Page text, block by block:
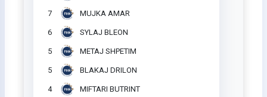
7 MUJKA AMAR
6 SYLAJ BLEON
5 METAJ SHPETIM
5 BLAKAJ DRILON
4 MIFTARI BUTRINT